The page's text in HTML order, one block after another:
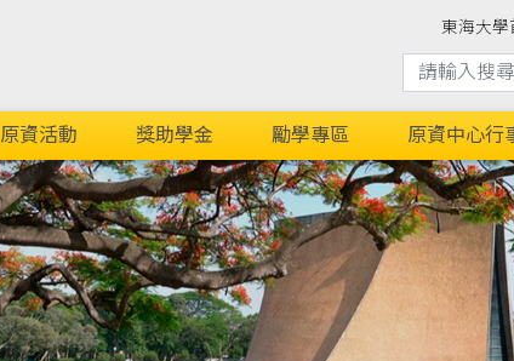
東海大學
原資活動 獎助學金 勵學專區 原資中心行